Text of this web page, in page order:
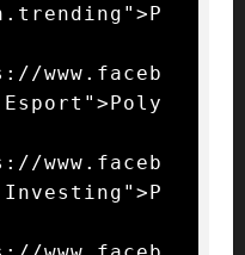
www.faceb
www.faceb